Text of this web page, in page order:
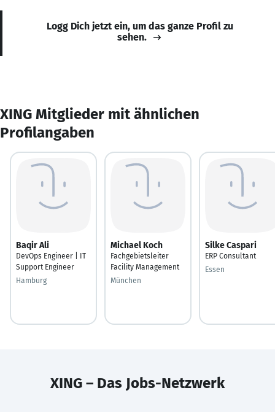
Logg Dich jetzt ein, um das ganze Profil zu
sehen.
XING Mitglieder mit ähnlichen
Profilangaben
Baqir Ali
DevOps Engineer | IT
Support Engineer
Hamburg
Michael Koch
Fachgebietsleiter
Facility Management
München
Silke Caspari
ERP Consultant
Essen
XING – Das Jobs-Netzwerk